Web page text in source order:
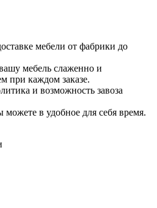
мебели от фабрики до
мебель слаженно и
при каждом заказе.
и возможность завоза
в удобное для себя время.